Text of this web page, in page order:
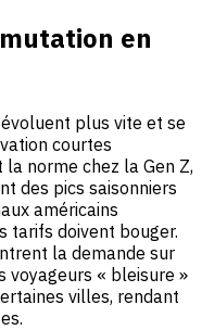
en
plus vite et se
courtes
norme chez la Gen Z,
des pics saisonniers
américains
tarifs doivent bouger.
la demande sur
voyageurs « bleisure »
villes, rendant